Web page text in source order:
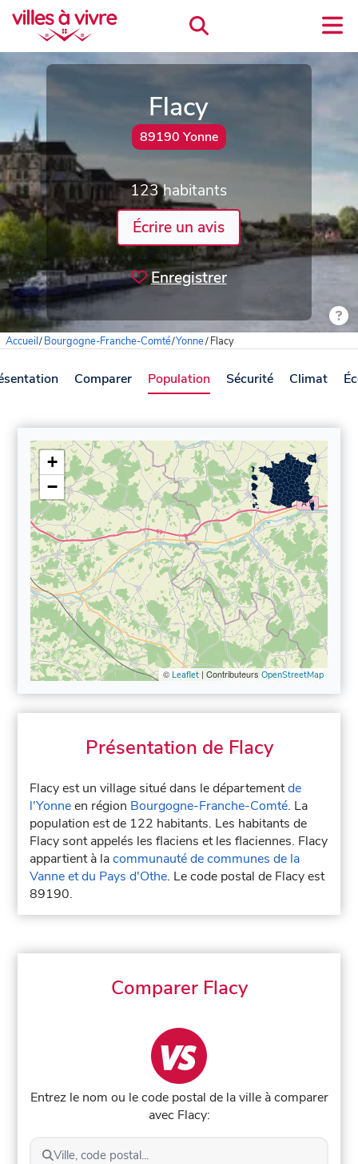
Flacy
89190 Yonne
123 habitants
Écrire un avis
Enregistrer
Accueil/Bourgogne-Franche-Comté/Yonne/Flacy
Comparer Population Sécurité Climat
+
−
© Leaflet| Contributeurs OpenStreetMap
Présentation de Flacy
Flacy est un village situé dans le départementde
l'Yonneen région Bourgogne-Franche-Comté. La
population est de 122 habitants. Les habitants de
Flacy sont appelés les flaciens et les flaciennes. Flacy
appartient à lacommunauté de communes de la
Vanne et du Pays d'Othe. Le code postal de Flacy est
89190.
Comparer Flacy
Entrez le nom ou le code postal de la ville à comparer
avec Flacy:
Ville, code postal...